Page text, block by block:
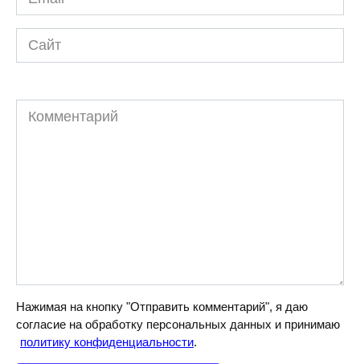
*
Сайт
Комментарий
Нажимая на кнопку "Отправить комментарий", я даю
согласие на обработку персональных данных и принимаю
политику конфиденциальности.